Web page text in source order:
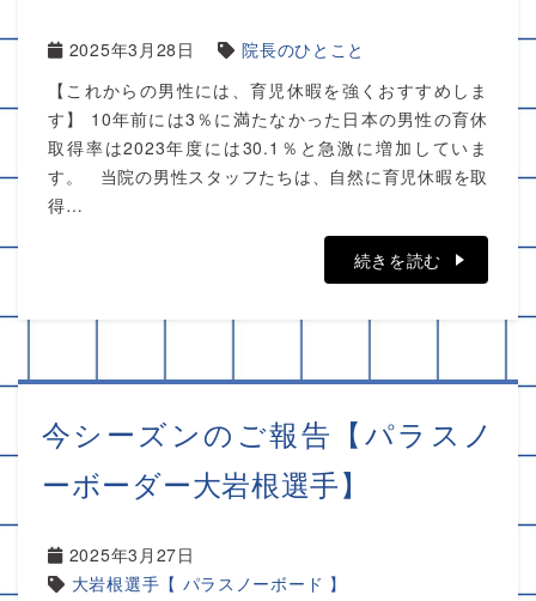
2025年3月28日
院長のひとこと
【これからの男性には、育児休暇を強くおすすめしま
す】 10年前には3％に満たなかった日本の男性の育休
取得率は2023年度には30.1％と急激に増加していま
す。 当院の男性スタッフたちは、自然に育児休暇を取
得…
続きを読む
今シーズンのご報告【パラスノ
ーボーダー大岩根選手】
2025年3月27日
大岩根選手【 パラスノーボード 】